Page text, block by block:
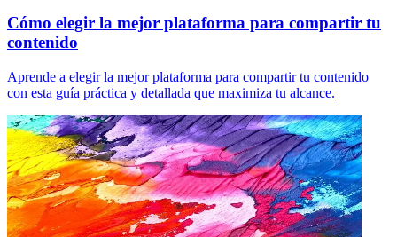
Cómo elegir la mejor plataforma para compartir tu
contenido
Aprende a elegir la mejor plataforma para compartir tu contenido
con esta guía práctica y detallada que maximiza tu alcance.